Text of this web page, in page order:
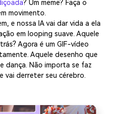
? Um meme? Faça o
movimento.
e nossa IA vai dar vida a ela
em looping suave. Aquele
Agora é um GIF-vídeo
Aquele desenho que
dança. Não importa se faz
derreter seu cérebro.